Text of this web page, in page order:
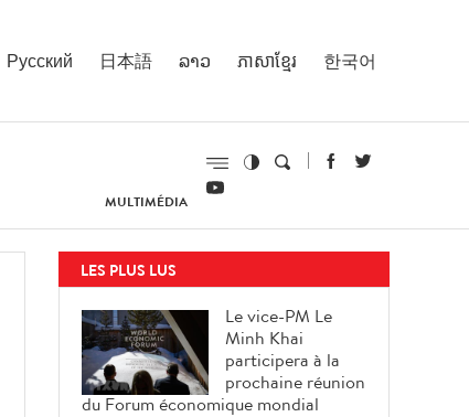
Русский 日本語 ລາວ ភាសាខ្មែរ 한국어
MULTIMÉDIA
LES PLUS LUS
Le vice-PM Le
Minh Khai
participera à la
prochaine réunion
du Forum économique mondial